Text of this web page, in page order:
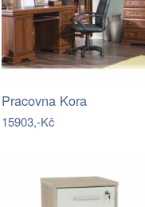
Pracovna Kora
15903,-Kč